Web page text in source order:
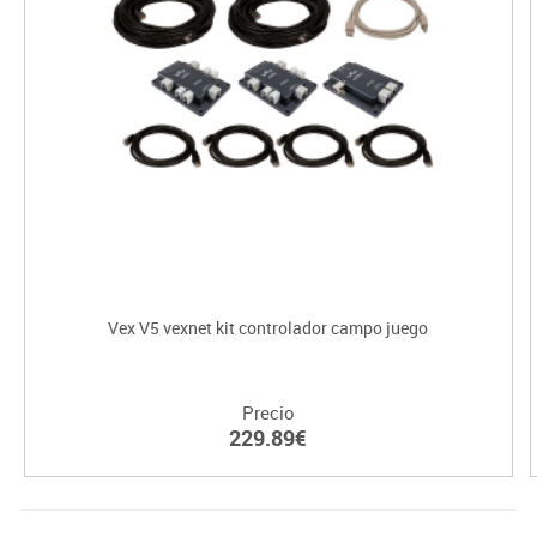
Vex V5 vexnet kit controlador campo juego
Precio
229.89€